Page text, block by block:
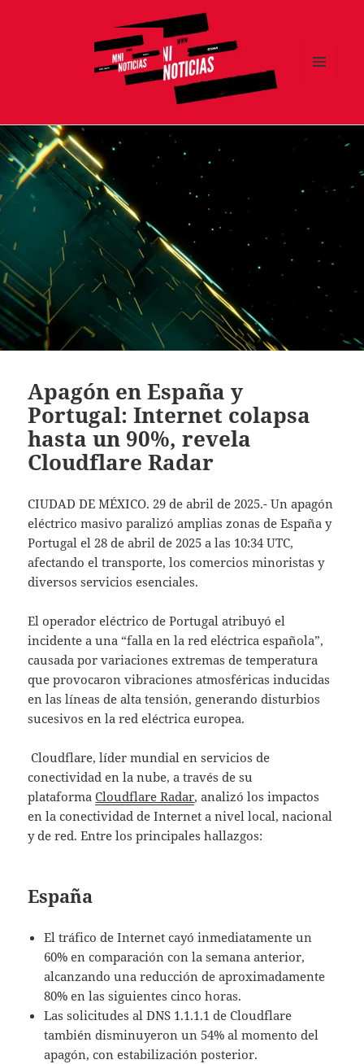
Apagón en España y
Portugal: Internet colapsa
hasta un 90%, revela
Cloudflare Radar
CIUDAD DE MÉXICO. 29 de abril de 2025.- Un apagón
eléctrico masivo paralizó amplias zonas de España y
Portugal el 28 de abril de 2025 a las 10:34 UTC,
afectando el transporte, los comercios minoristas y
diversos servicios esenciales.
El operador eléctrico de Portugal atribuyó el
incidente a una “falla en la red eléctrica española”,
causada por variaciones extremas de temperatura
que provocaron vibraciones atmosféricas inducidas
en las líneas de alta tensión, generando disturbios
sucesivos en la red eléctrica europea.
Cloudflare, líder mundial en servicios de
conectividad en la nube, a través de su
plataformaCloudflare Radar, analizó los impactos
en la conectividad de Internet a nivel local, nacional
y de red. Entre los principales hallazgos:
España
El tráfico de Internet cayó inmediatamente un
60% en comparación con la semana anterior,
alcanzando una reducción de aproximadamente
80% en las siguientes cinco horas.
Las solicitudes al DNS 1.1.1.1 de Cloudflare
también disminuyeron un 54% al momento del
apagón, con estabilización posterior.